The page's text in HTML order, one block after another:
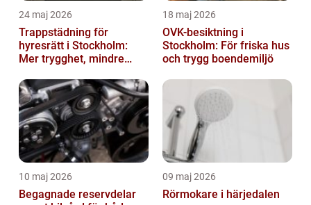
24 maj 2026
Trappstädning för
hyresrätt i Stockholm:
Mer trygghet, mindre
18 maj 2026
OVK-besiktning i
Stockholm: För friska hus
och trygg boendemiljö
10 maj 2026
Begagnade reservdelar
09 maj 2026
Rörmokare i härjedalen